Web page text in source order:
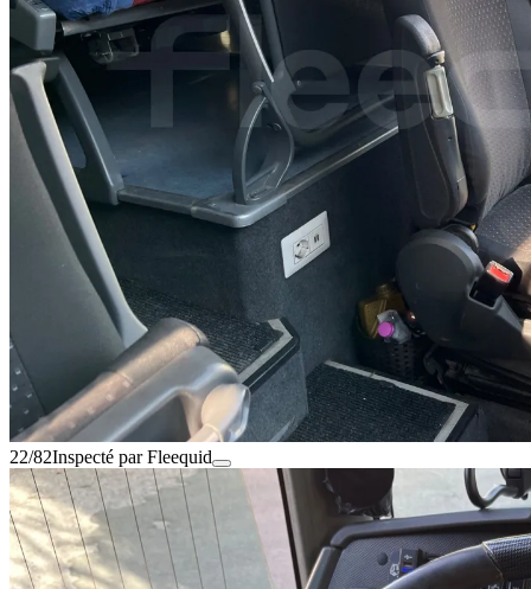
22/82Inspecté par Fleequid